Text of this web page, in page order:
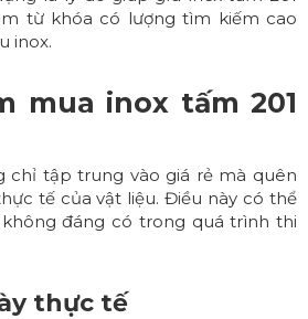
từ khóa có lượng tìm kiếm cao
inox.
mua inox tấm 201
chỉ tập trung vào giá rẻ mà quên
tế của vật liệu. Điều này có thể
đáng có trong quá trình thi
thực tế